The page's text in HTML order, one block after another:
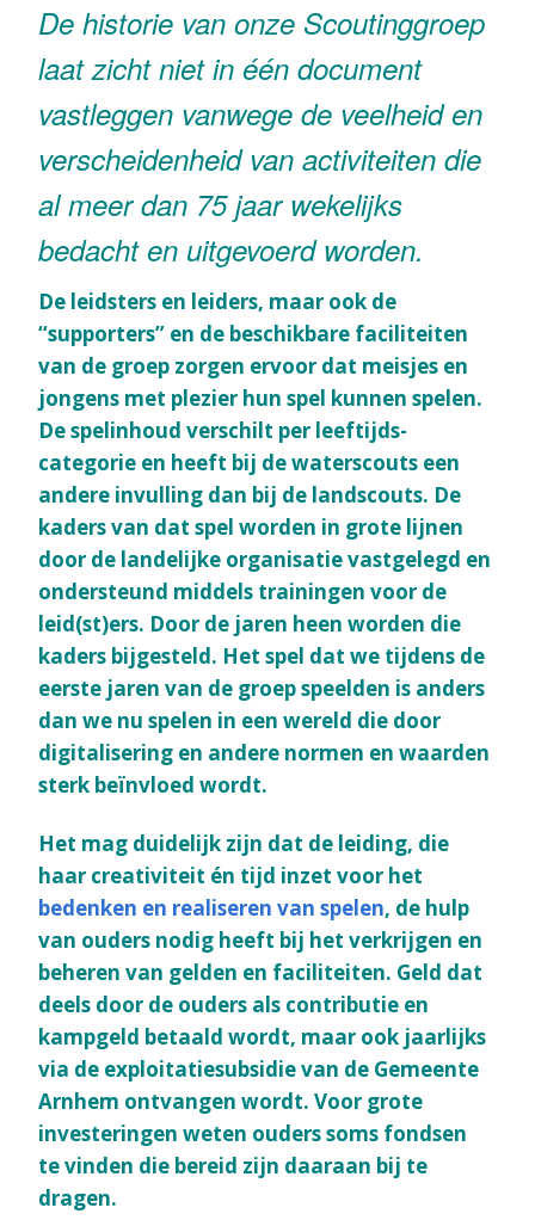
De historie van onze Scoutinggroep
laat zicht niet in één document
vastleggen vanwege de veelheid en
verscheidenheid van activiteiten die
al meer dan 75 jaar wekelijks
bedacht en uitgevoerd worden.
De leidsters en leiders, maar ook de
“supporters” en de beschikbare faciliteiten
van de groep zorgen ervoor dat meisjes en
jongens met plezier hun spel kunnen spelen.
De spelinhoud verschilt per leeftijds-
categorie en heeft bij de waterscouts een
andere invulling dan bij de landscouts. De
kaders van dat spel worden in grote lijnen
door de landelijke organisatie vastgelegd en
ondersteund middels trainingen voor de
leid(st)ers. Door de jaren heen worden die
kaders bijgesteld. Het spel dat we tijdens de
eerste jaren van de groep speelden is anders
dan we nu spelen in een wereld die door
digitalisering en andere normen en waarden
sterk beïnvloed wordt.
Het mag duidelijk zijn dat de leiding, die
haar creativiteit én tijd inzet voor het
bedenken en realiseren van spelen, de hulp
van ouders nodig heeft bij het verkrijgen en
beheren van gelden en faciliteiten. Geld dat
deels door de ouders als contributie en
kampgeld betaald wordt, maar ook jaarlijks
via de exploitatiesubsidie van de Gemeente
Arnhem ontvangen wordt. Voor grote
investeringen weten ouders soms fondsen
te vinden die bereid zijn daaraan bij te
dragen.